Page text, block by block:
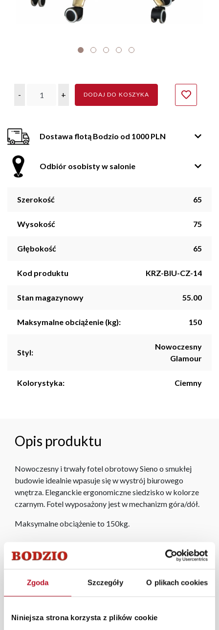
Zgoda Szczegóły O plikach cookies
Niniejsza strona korzysta z plików cookie
- + DODAJ DO KOSZYKA
Dostawa flotą Bodzio od 1000 PLN
Odbiór osobisty w salonie
Szerokość 65
Wysokość 75
Głębokość 65
Kod produktu KRZ-BIU-CZ-14
Stan magazynowy 55.00
Maksymalne obciążenie (kg): 150
Styl:
Nowoczesny
Glamour
Kolorystyka: Ciemny
Opis produktu
Nowoczesny i trwały fotel obrotowy Sieno o smukłej
budowie idealnie wpasuje się w wystrój biurowego
wnętrza. Eleganckie ergonomiczne siedzisko w kolorze
czarnym. Fotel wyposażony jest w mechanizm góra/dół.
Maksymalne obciążenie to 150kg.
aranżacji mebli, a nasi pracownicy z wykorzystaniem
przygotują kompleksową wizualizację Państwa
pomieszczenia wraz z wyceną. Każde zamówienie
roboczych na terenie całej Polski. W przypadku